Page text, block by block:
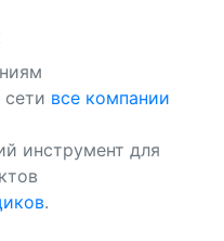
все компании
инструмент для
.